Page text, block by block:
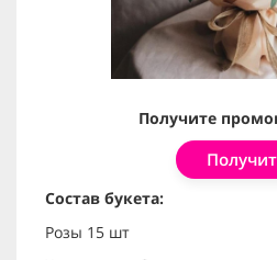
Получите
Состав букета:
Розы 15 шт